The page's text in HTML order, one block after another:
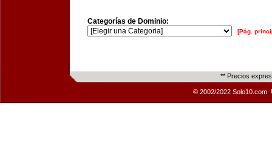
Categorías de Dominio:
[Pág.
** Precios
© 2002/2022 Solo10.com